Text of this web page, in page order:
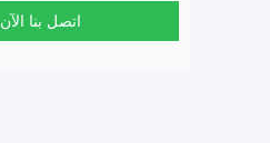
اتصل بنا الآن